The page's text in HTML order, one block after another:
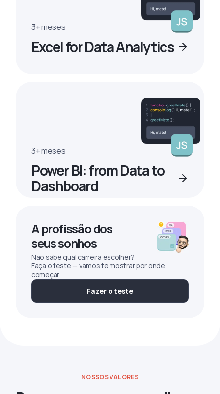
3+ meses
Excel for Data Analytics
3+ meses
Power BI: from Data to
Dashboard
A profissão dos
seus sonhos
Não sabe qual carreira escolher?
Faça o teste — vamos te mostrar por onde
começar.
Fazer o teste
NOSSOS VALORES